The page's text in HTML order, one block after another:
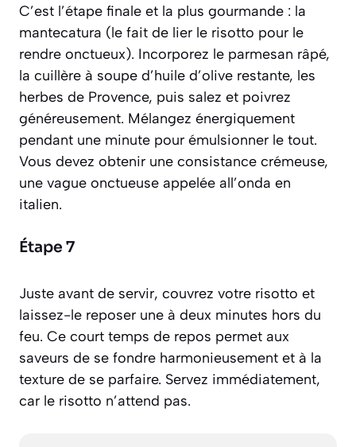
C’est l’étape finale et la plus gourmande : la
mantecatura (le fait de lier le risotto pour le
rendre onctueux). Incorporez le parmesan râpé,
la cuillère à soupe d’huile d’olive restante, les
herbes de Provence, puis salez et poivrez
généreusement. Mélangez énergiquement
pendant une minute pour émulsionner le tout.
Vous devez obtenir une consistance crémeuse,
une vague onctueuse appelée all’onda en
italien.
Étape 7
Juste avant de servir, couvrez votre risotto et
laissez-le reposer une à deux minutes hors du
feu. Ce court temps de repos permet aux
saveurs de se fondre harmonieusement et à la
texture de se parfaire. Servez immédiatement,
car le risotto n’attend pas.